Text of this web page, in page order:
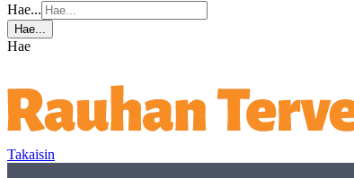
Hae...
Hae...
Hae
Takaisin